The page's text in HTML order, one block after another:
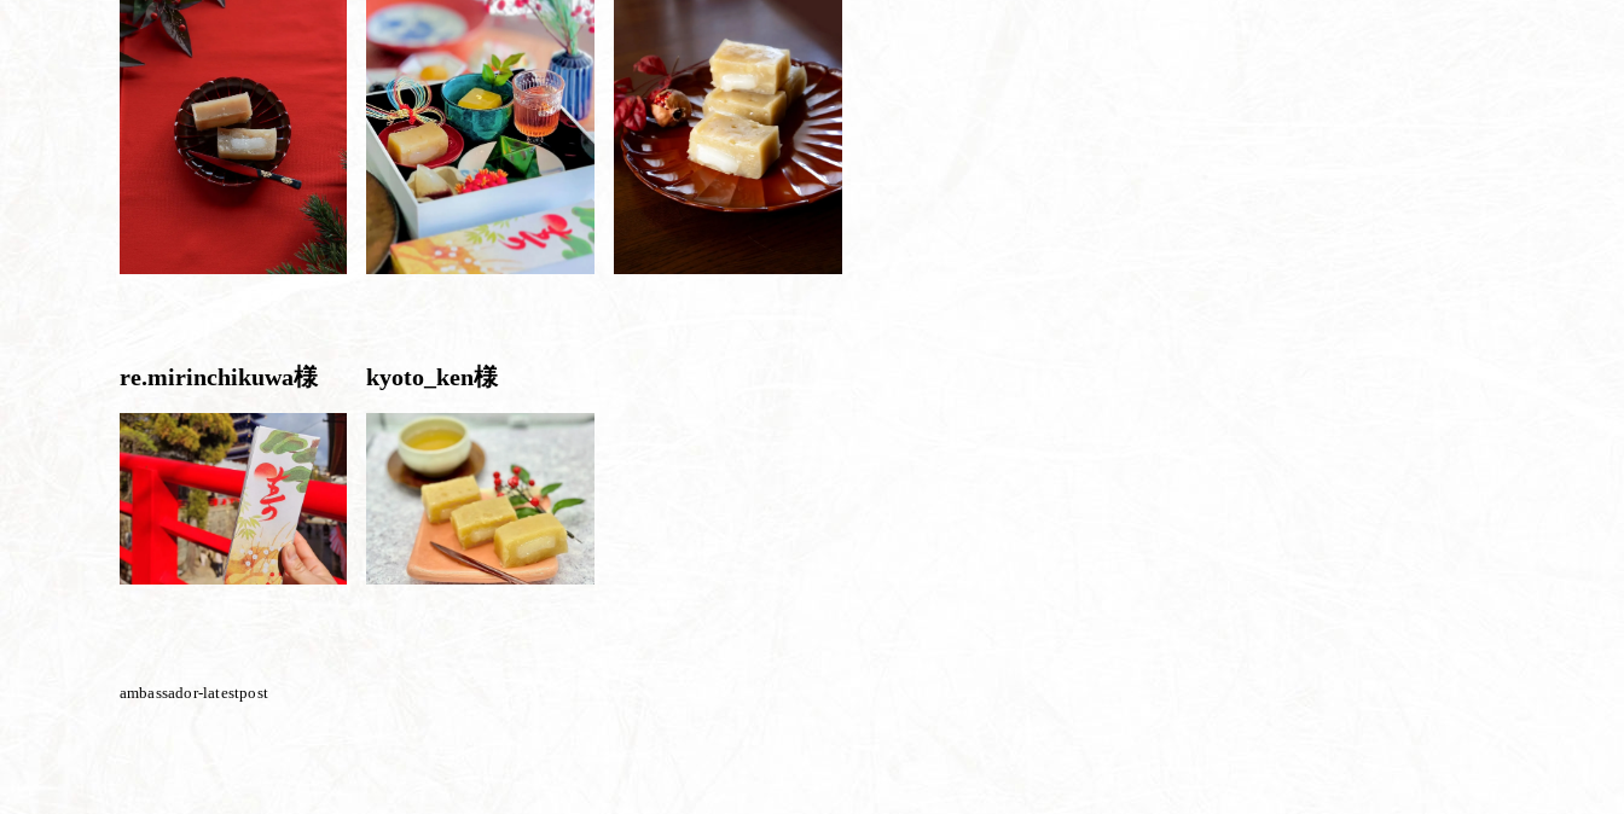
re.mirinchikuwa様 kyoto_ken様
ambassador-latestpost